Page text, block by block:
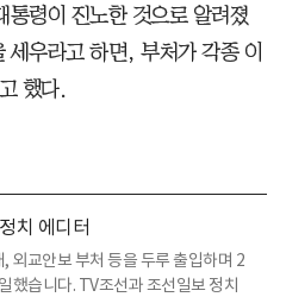
령이 진노한 것으로 알려졌
우라고 하면, 부처가 각종 이
했다.
치 에디터
외교안보 부처 등을 두루 출입하며 2
했습니다. TV조선과 조선일보 정치